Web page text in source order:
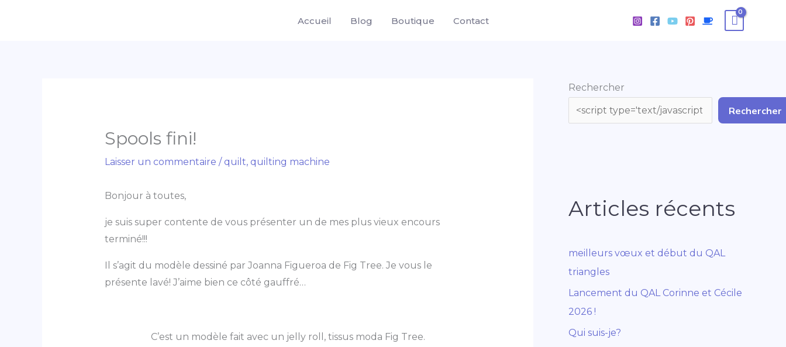
Accueil Blog Boutique Contact
Spools fini!
Laisser un commentaire / quilt, quilting machine
Bonjour à toutes,
je suis super contente de vous présenter un de mes plus vieux encours
terminé!!!
Il s’agit du modèle dessiné par Joanna Figueroa de Fig Tree. Je vous le
présente lavé! J’aime bien ce côté gauffré…
C’est un modèle fait avec un jelly roll, tissus moda Fig Tree.
Rechercher
Rechercher
Articles récents
meilleurs vœux et début du QAL
triangles
Lancement du QAL Corinne et Cécile
2026 !
Qui suis-je?